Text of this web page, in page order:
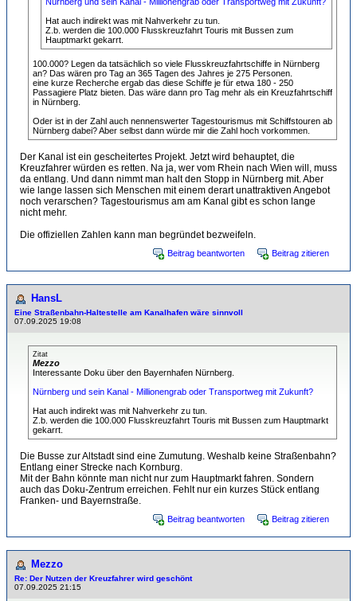
Hat auch indirekt was mit Nahverkehr zu tun.
Z.b. werden die 100.000 Flusskreuzfahrt Touris mit Bussen zum
Hauptmarkt gekarrt.
100.000? Legen da tatsächlich so viele Flusskreuzfahrtschiffe in Nürnberg
an? Das wären pro Tag an 365 Tagen des Jahres je 275 Personen.
eine kurze Recherche ergab das diese Schiffe je für etwa 180 - 250
Passagiere Platz bieten. Das wäre dann pro Tag mehr als ein Kreuzfahrtschiff
in Nürnberg.
Oder ist in der Zahl auch nennenswerter Tagestourismus mit Schiffstouren ab
Nürnberg dabei? Aber selbst dann würde mir die Zahl hoch vorkommen.
Der Kanal ist ein gescheitertes Projekt. Jetzt wird behauptet, die
Kreuzfahrer würden es retten. Na ja, wer vom Rhein nach Wien will, muss
da entlang. Und dann nimmt man halt den Stopp in Nürnberg mit. Aber
wie lange lassen sich Menschen mit einem derart unattraktiven Angebot
noch verarschen? Tagestourismus am am Kanal gibt es schon lange
nicht mehr.
Die offiziellen Zahlen kann man begründet bezweifeln.
Beitrag beantworten Beitrag zitieren
HansL
Eine Straßenbahn-Haltestelle am Kanalhafen wäre sinnvoll
07.09.2025 19:08
Zitat
Mezzo
Interessante Doku über den Bayernhafen Nürnberg.
Nürnberg und sein Kanal - Millionengrab oder Transportweg mit Zukunft?
Hat auch indirekt was mit Nahverkehr zu tun.
Z.b. werden die 100.000 Flusskreuzfahrt Touris mit Bussen zum Hauptmarkt
gekarrt.
Die Busse zur Altstadt sind eine Zumutung. Weshalb keine Straßenbahn?
Entlang einer Strecke nach Kornburg.
Mit der Bahn könnte man nicht nur zum Hauptmarkt fahren. Sondern
auch das Doku-Zentrum erreichen. Fehlt nur ein kurzes Stück entlang
Franken- und Bayernstraße.
Beitrag beantworten Beitrag zitieren
Mezzo
Re: Der Nutzen der Kreuzfahrer wird geschönt
07.09.2025 21:15